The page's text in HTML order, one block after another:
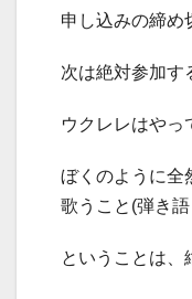
申し込みの締め
次は絶対参加す
ウクレレはやっ
ぼくのように全
歌うこと(弾き
ということは、